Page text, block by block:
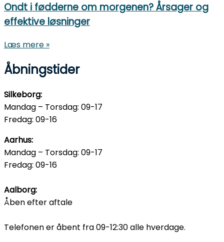
Ondt i fødderne om morgenen? Årsager og
effektive løsninger
Læs mere »
Åbningstider
Silkeborg:
Mandag – Torsdag: 09-17
Fredag: 09-16
Aarhus:
Mandag – Torsdag: 09-17
Fredag: 09-16
Aalborg:
Åben efter aftale
Telefonen er åbent fra 09-12:30 alle hverdage.